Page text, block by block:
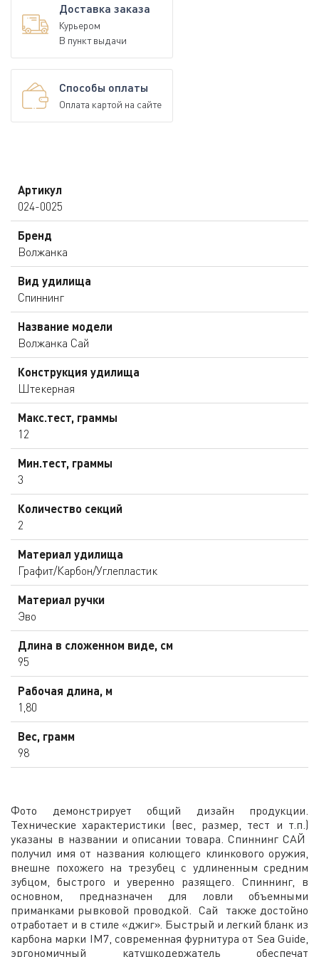
Доставка заказа
Курьером
В пункт выдачи
Способы оплаты
Оплата картой на сайте
Артикул
024-0025
Бренд
Волжанка
Вид удилища
Спиннинг
Название модели
Волжанка Сай
Конструкция удилища
Штекерная
Макс.тест, граммы
12
Мин.тест, граммы
3
Количество секций
2
Материал удилища
Графит/Карбон/Углепластик
Материал ручки
Эво
Длина в сложенном виде, см
95
Рабочая длина, м
1,80
Вес, грамм
98
Фото демонстрирует общий дизайн продукции.
Технические характеристики (вес, размер, тест и т.п.)
указаны в названии и описании товара. Спиннинг САЙ
получил имя от названия колющего клинкового оружия,
внешне похожего на трезубец с удлиненным средним
зубцом, быстрого и уверенно разящего. Спиннинг, в
основном, предназначен для ловли объемными
приманками рывковой проводкой. Сай также достойно
отработает и в стиле «джиг». Быстрый и легкий бланк из
карбона марки IM7, современная фурнитура от Sea Guide,
эргономичный катушкодержатель обеспечат